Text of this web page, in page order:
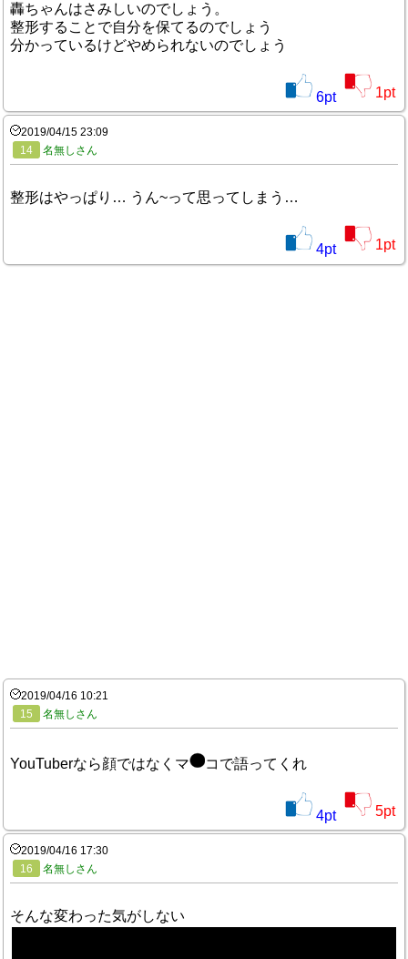
轟ちゃんはさみしいのでしょう。
整形することで自分を保てるのでしょう
分かっているけどやめられないのでしょう
6pt 1pt
2019/04/15 23:09
14
名無しさん
整形はやっぱり… うん~って思ってしまう…
4pt 1pt
2019/04/16 10:21
15
名無しさん
YouTuberなら顔ではなくマ コで語ってくれ
4pt 5pt
2019/04/16 17:30
16
名無しさん
そんな変わった気がしない